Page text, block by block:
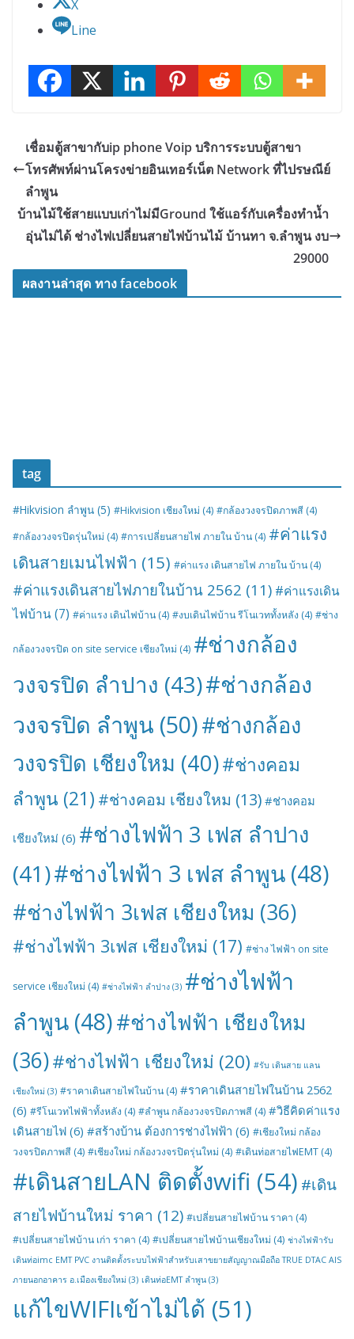
X
Line
เชื่อมตู้สาขากับip phone Voip บริการระบบตู้สาขา
โทรศัพท์ผ่านโครงข่ายอินเทอร์เน็ต Network ที่ไปรษณีย์
ลำพูน
บ้านไม้ใช้สายแบบเก่าไม่มีGround ใช้แอร์กับเครื่องทำน้ำ
อุ่นไม่ได้ ช่างไฟเปลี่ยนสายไฟบ้านไม้ บ้านทา จ.ลำพูน งบ
29000
ผลงานล่าสุด ทาง facebook
tag
#Hikvision ลำพูน (5) #Hikvision เชียงใหม่ (4) #กล้องวงจรปิดภาพสี (4)
#กล้องวงจรปิดรุ่นใหม่ (4) #การเปลี่ยนสายไฟ ภายใน บ้าน (4) #ค่าแรง
เดินสายเมนไฟฟ้า (15) #ค่าแรง เดินสายไฟ ภายใน บ้าน (4)
#ค่าแรงเดินสายไฟภายในบ้าน 2562 (11) #ค่าแรงเดิน
ไฟบ้าน(7) #ค่าแรง เดินไฟบ้าน (4) #งบเดินไฟบ้าน รีโนเวททั้งหลัง (4) #ช่าง
กล้องวงจรปิด on site service เชียงใหม่ (4) #ช่างกล้อง
วงจรปิด ลำปาง (43)#ช่างกล้อง
วงจรปิด ลำพูน (50)#ช่างกล้อง
วงจรปิด เชียงใหม (40)#ช่างคอม
ลำพูน (21) #ช่างคอม เชียงใหม (13) #ช่างคอม
เชียงใหม่ (6) #ช่างไฟฟ้า 3 เฟส ลำปาง
(41)#ช่างไฟฟ้า 3 เฟส ลำพูน (48)
#ช่างไฟฟ้า 3เฟส เชียงใหม (36)
#ช่างไฟฟ้า 3เฟส เชียงใหม่ (17) #ช่าง ไฟฟ้า on site
service เชียงใหม่ (4) #ช่างไฟฟ้า ลำปาง (3) #ช่างไฟฟ้า
ลำพูน (48)#ช่างไฟฟ้า เชียงใหม
(36)#ช่างไฟฟ้า เชียงใหม่ (20) #รับ เดินสาย แลน
เชียงใหม่ (3) #ราคาเดินสายไฟในบ้าน (4) #ราคาเดินสายไฟในบ้าน 2562
(6) #รีโนเวทไฟฟ้าทั้งหลัง (4) #ลำพูน กล้องวงจรปิดภาพสี (4) #วิธีคิดค่าแรง
เดินสายไฟ (6) #สร้างบ้าน ต้องการช่างไฟฟ้า (6) #เชียงใหม่ กล้อง
วงจรปิดภาพสี (4) #เชียงใหม่ กล้องวงจรปิดรุ่นใหม่ (4) #เดินท่อสายไฟEMT (4)
#เดินสายLAN ติดตั้งwifi (54) #เดิน
สายไฟบ้านใหม่ ราคา (12) #เปลี่ยนสายไฟบ้าน ราคา (4)
#เปลี่ยนสายไฟบ้าน เก่า ราคา (4) #เปลี่ยนสายไฟบ้านเชียงใหม่ (4) ช่างไฟฟ้ารับ
เดินท่อimc EMT PVC งานติดตั้งระบบไฟฟ้าสำหรับเสาขยายสัญญาณมือถือ TRUE DTAC AIS
ภายนอกอาคาร อ.เมืองเชียงใหม่ (3) เดินท่อEMT ลำพูน (3)
แก้ไขWIFIเข้าไม่ได้ (51)